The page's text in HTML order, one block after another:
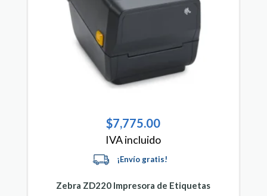
$7,775.00
IVA incluido
Zebra ZD220 Impresora de Etiquetas